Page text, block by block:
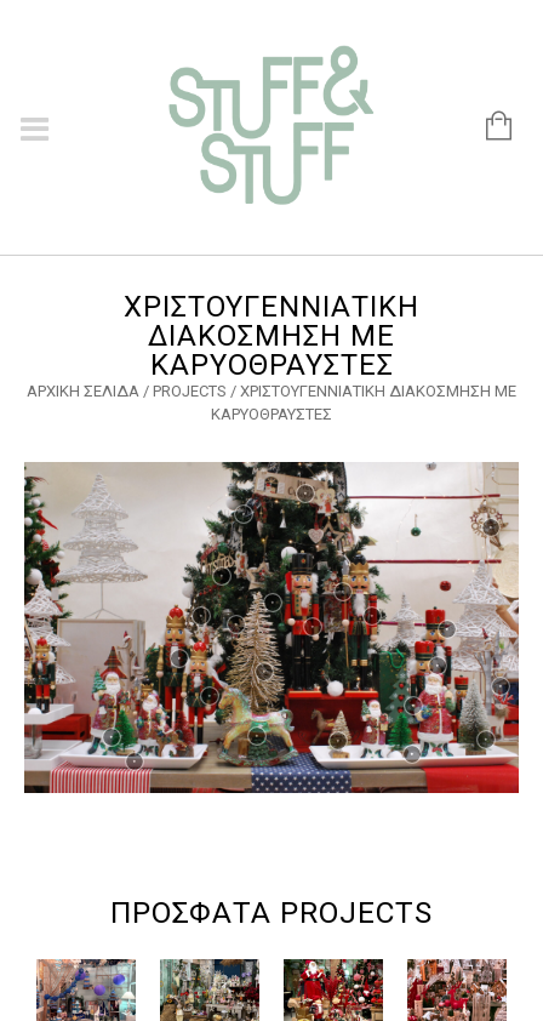
ΧΡΙΣΤΟΥΓΕΝΝΙΆΤΙΚΗ
ΔΙΑΚΌΣΜΗΣΗ ΜΕ
ΚΑΡΥΟΘΡΑΎΣΤΕΣ
ΑΡΧΙΚΉ ΣΕΛΊΔΑ / PROJECTS / ΧΡΙΣΤΟΥΓΕΝΝΙΆΤΙΚΗ ΔΙΑΚΌΣΜΗΣΗ ΜΕ
ΚΑΡΥΟΘΡΑΎΣΤΕΣ
ΠΡΌΣΦΑΤΑ PROJECTS